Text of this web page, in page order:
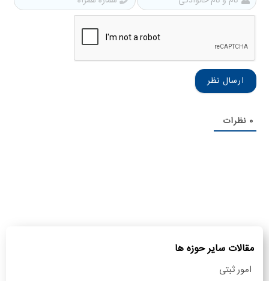
و
نام
0 نظرات
مقالات سایر حوزه ها
امور ثبتی